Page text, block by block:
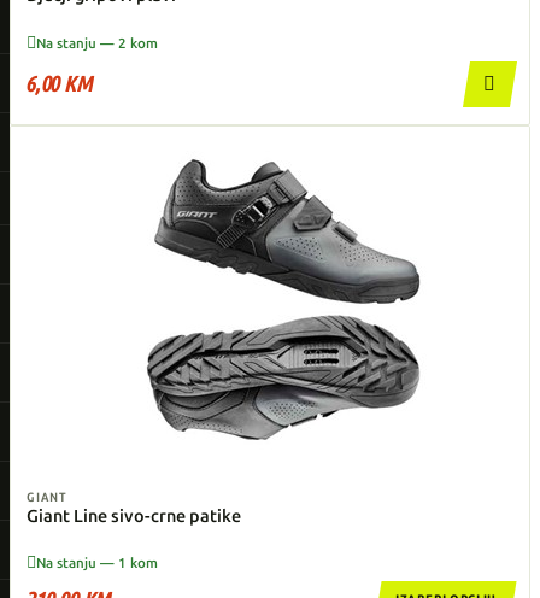
Na stanju — 2 kom
6,00 KM 
GIANT
Giant Line sivo-crne patike
Na stanju — 1 kom